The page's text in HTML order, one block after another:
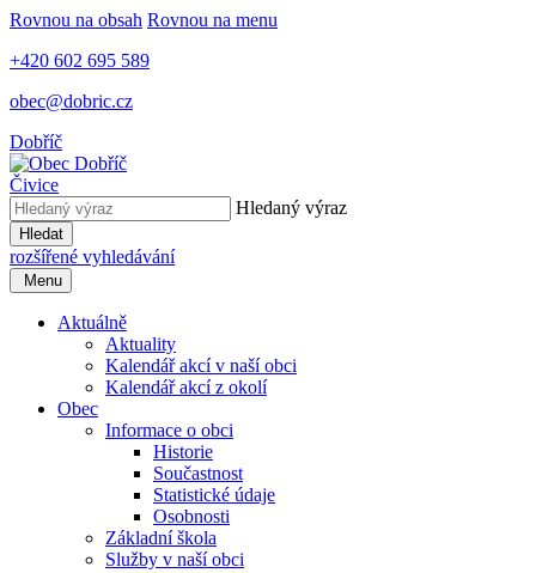
Rovnou na obsah Rovnou na menu
+420 602 695 589
obec@dobric.cz
Dobříč
Čivice
Hledaný výraz
Hledat
rozšířené vyhledávání
Menu
Aktuálně
Aktuality
Kalendář akcí v naší obci
Kalendář akcí z okolí
Obec
Informace o obci
Historie
Součastnost
Statistické údaje
Osobnosti
Základní škola
Služby v naší obci